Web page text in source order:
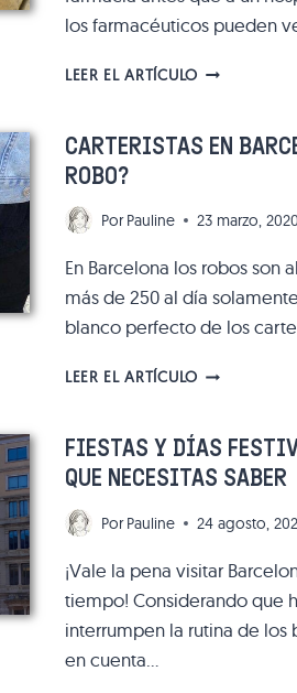
los farmacéuticos pueden
LEER EL ARTÍCULOFARMACIAS
24
EN
CARTERISTAS EN
ROBO?
Por Pauline 23 marzo, 2020
En Barcelona los robos son
más de 250 al día
blanco perfecto de los
LEER EL ARTÍCULOCARTERISTAS
¿QUÉ
HACER
EN
DE
FIESTAS Y DÍAS
QUE NECESITAS SABER
Por Pauline 24 agosto,
¡Vale la pena visitar
tiempo! Considerando que
interrumpen la rutina de
en cuenta…